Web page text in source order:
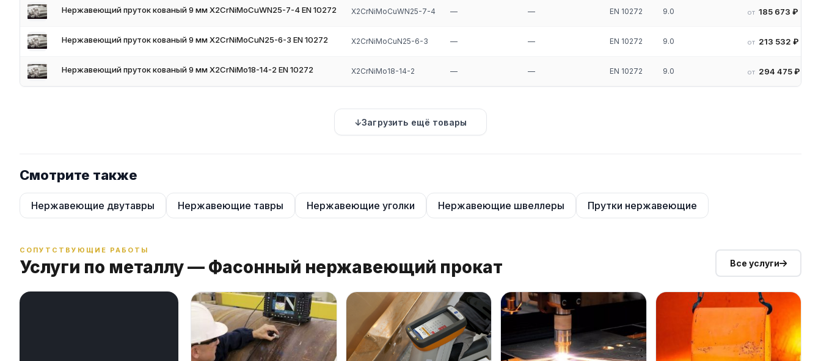
Нержавеющий пруток кованый 9 мм X2CrNiMoCuWN25-7-4 EN 10272 X2CrNiMoCuWN25-7-4 — — EN 10272 9.0 от 185 673 ₽
Нержавеющий пруток кованый 9 мм X2CrNiMoCuN25-6-3 EN 10272 X2CrNiMoCuN25-6-3 — — EN 10272 9.0 от 213 532 ₽
Нержавеющий пруток кованый 9 мм X2CrNiMo18-14-2 EN 10272 X2CrNiMo18-14-2 — — EN 10272 9.0 от 294 475 ₽
Загрузить ещё товары
Смотрите также
Нержавеющие двутавры Нержавеющие тавры Нержавеющие уголки Нержавеющие швеллеры Прутки нержавеющие
СОПУТСТВУЮЩИЕ РАБОТЫ
Услуги по металлу — Фасонный нержавеющий прокат Все услуги